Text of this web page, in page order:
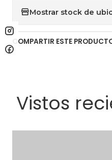
Mostrar stock de
COMPARTIR ESTE
Vistos